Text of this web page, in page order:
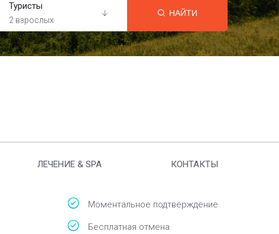
Туристы
2 взрослых
НАЙТИ
ЛЕЧЕНИЕ & SPA КОНТАКТЫ
Моментальное подтверждение
Бесплатная отмена